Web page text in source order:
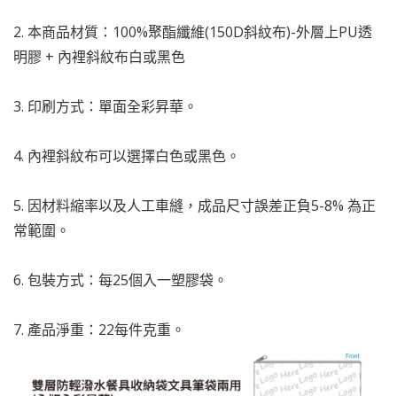
2. 本商品材質： 100%聚酯纖維(150D斜紋布)-外層上PU透
明膠 + 內裡斜紋布白或黑色
3. 印刷方式：單面全彩昇華。
4. 內裡斜紋布可以選擇白色或黑色。
5. 因材料縮率以及人工車縫，成品尺寸誤差正負5-8% 為正
常範圍。
6. 包裝方式：每25個入一塑膠袋。
7. 產品淨重：22每件克重。